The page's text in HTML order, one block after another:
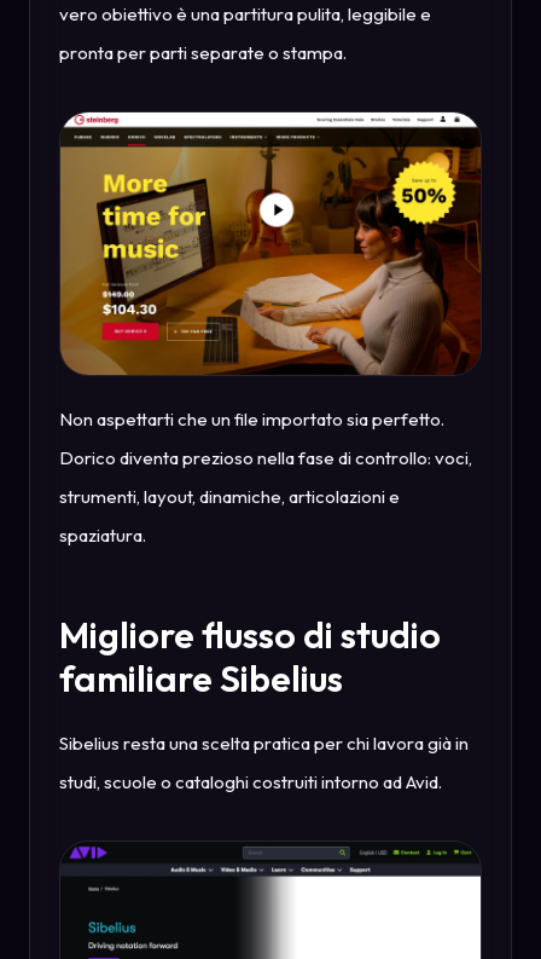
vero obiettivo è una partitura pulita, leggibile e
pronta per parti separate o stampa.
Non aspettarti che un file importato sia perfetto.
Dorico diventa prezioso nella fase di controllo: voci,
strumenti, layout, dinamiche, articolazioni e
spaziatura.
Migliore flusso di studio
familiare Sibelius
Sibelius resta una scelta pratica per chi lavora già in
studi, scuole o cataloghi costruiti intorno ad Avid.